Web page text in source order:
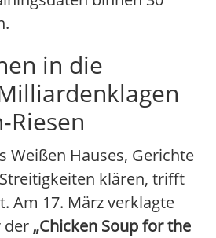
in die
Riesen
Weißen Hauses, Gerichte
klären, trifft
Am 17. März verklagte
der „Chicken Soup for the